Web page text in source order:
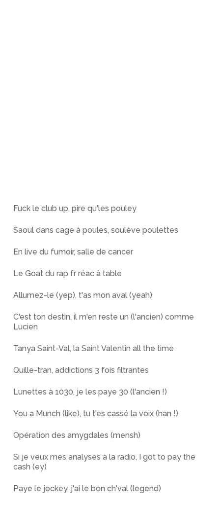
Fuck le club up, pire qu'les pouley
Saoul dans cage à poules, soulève poulettes
En live du fumoir, salle de cancer
Le Goat du rap fr réac à table
Allumez-le (yep), t'as mon aval (yeah)
C'est ton destin, il m'en reste un (l'ancien) comme
Lucien
Tanya Saint-Val, la Saint Valentin all the time
Quille-tran, addictions 3 fois filtrantes
Lunettes à 1030, je les paye 30 (l'ancien !)
You a Munch (like), tu t'es cassé la voix (han !)
Opération des amygdales (mensh)
Si je veux mes analyses à la radio, I got to pay the
cash (ey)
Paye le jockey, j'ai le bon ch'val (legend)